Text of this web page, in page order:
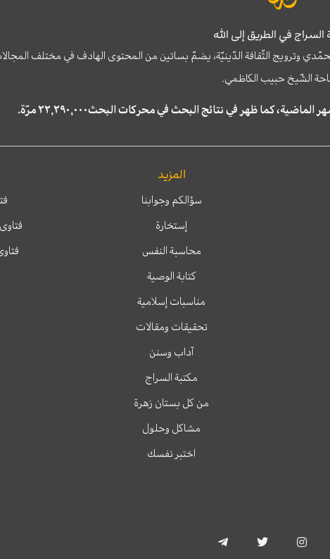
في الطريق إلى الله
وترويج الثّقافة الدّينيّة، يضمّ بساتين من المحتوى الهادف في مختلف
الشّيخ حبيب الكاظمي.
المزيد
سؤالكم وجوابنا
إستخارة
محاسبة النفس
كتابة الوصية
مناسبات إسلامية
تحقيقات ومقالات
آداب وسنن
مكتبة السراج
من كل بستان زهرة
مشاكل وحلول
اختبر نفسك
s
i
l